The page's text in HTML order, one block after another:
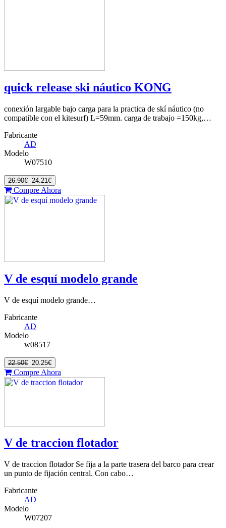
quick release ski náutico KONG
conexión largable bajo carga para la practica de skí náutico (no
compatible con el kitesurf) L=59mm. carga de trabajo =150kg,…
Fabricante
AD
Modelo
W07510
26.90€ 24.21€
Compre Ahora
V de esquí modelo grande
V de esquí modelo grande…
Fabricante
AD
Modelo
w08517
22.50€ 20.25€
Compre Ahora
V de traccion flotador
V de traccion flotador Se fija a la parte trasera del barco para crear
un punto de fijación central. Con cabo…
Fabricante
AD
Modelo
W07207